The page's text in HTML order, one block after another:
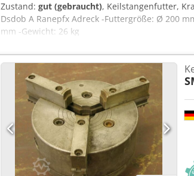
Zustand: gut (gebraucht), Keilstangenfutter,
Dsdob A Ranepfx Adreck -Futtergröße: Ø 200
mm -Gewicht: 26 kg